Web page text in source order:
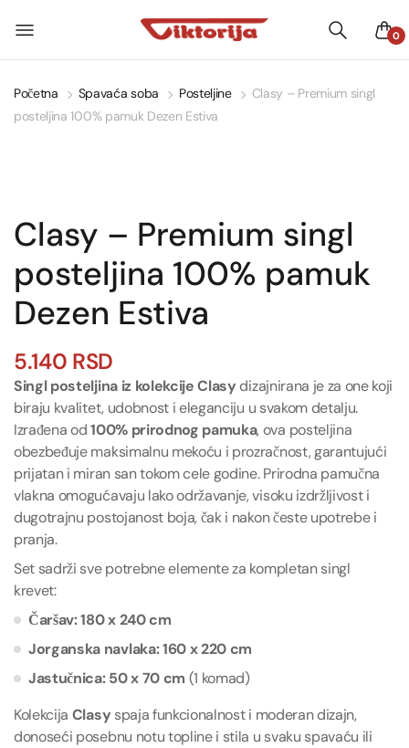
0
Početna Spavaća soba Posteljine
Clasy – Premium singl
posteljina 100% pamuk Dezen Estiva
Clasy – Premium singl
posteljina 100% pamuk
Dezen Estiva
5.140 RSD
Singl posteljina iz kolekcije Clasydizajnirana je za one koji
biraju kvalitet, udobnost i eleganciju u svakom detalju.
Izrađena od100% prirodnog pamuka, ova posteljina
obezbeđuje maksimalnu mekoću i prozračnost, garantujući
prijatan i miran san tokom cele godine. Prirodna pamučna
vlakna omogućavaju lako održavanje, visoku izdržljivost i
dugotrajnu postojanost boja, čak i nakon česte upotrebe i
pranja.
Set sadrži sve potrebne elemente za kompletan singl
krevet:
Čaršav: 180 x 240 cm
Jorganska navlaka: 160 x 220 cm
Jastučnica: 50 x 70 cm (1 komad)
Kolekcija Clasy spaja funkcionalnost i moderan dizajn,
donoseći posebnu notu topline i stila u svaku spavaću ili